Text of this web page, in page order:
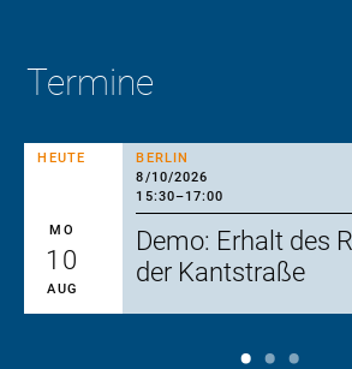
Termine
HEUTE
BERLIN
8/10/2026
15:30–17:00
MO
10
AUG
Demo: Erhalt des
der Kantstraße